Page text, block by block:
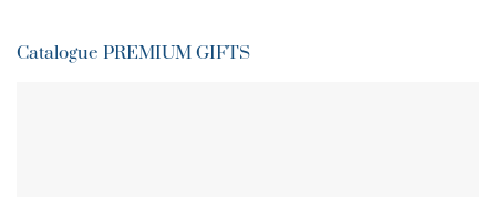
Catalogue PREMIUM GIFTS